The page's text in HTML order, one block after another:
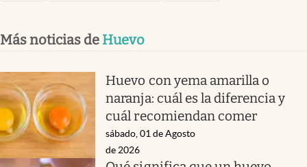
Más noticias de Huevo
Huevo con yema amarilla o
naranja: cuál es la diferencia y
cuál recomiendan comer
sábado, 01 de Agosto
de 2026